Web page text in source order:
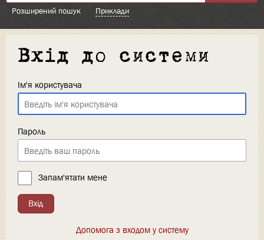
Розширений пошук Приклади
Вхід до системи
Ім'я користувача
Пароль
Запам'ятати мене
Вхід
Допомога з входом у систему